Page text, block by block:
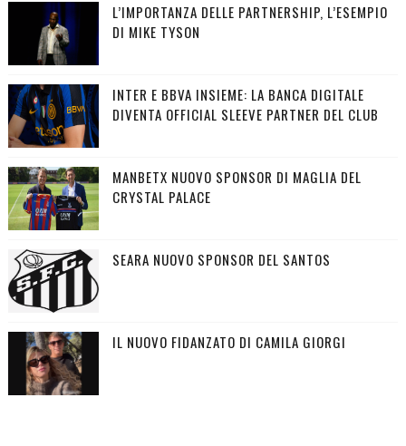
L’IMPORTANZA DELLE PARTNERSHIP, L’ESEMPIO
DI MIKE TYSON
INTER E BBVA INSIEME: LA BANCA DIGITALE
DIVENTA OFFICIAL SLEEVE PARTNER DEL CLUB
MANBETX NUOVO SPONSOR DI MAGLIA DEL
CRYSTAL PALACE
SEARA NUOVO SPONSOR DEL SANTOS
IL NUOVO FIDANZATO DI CAMILA GIORGI